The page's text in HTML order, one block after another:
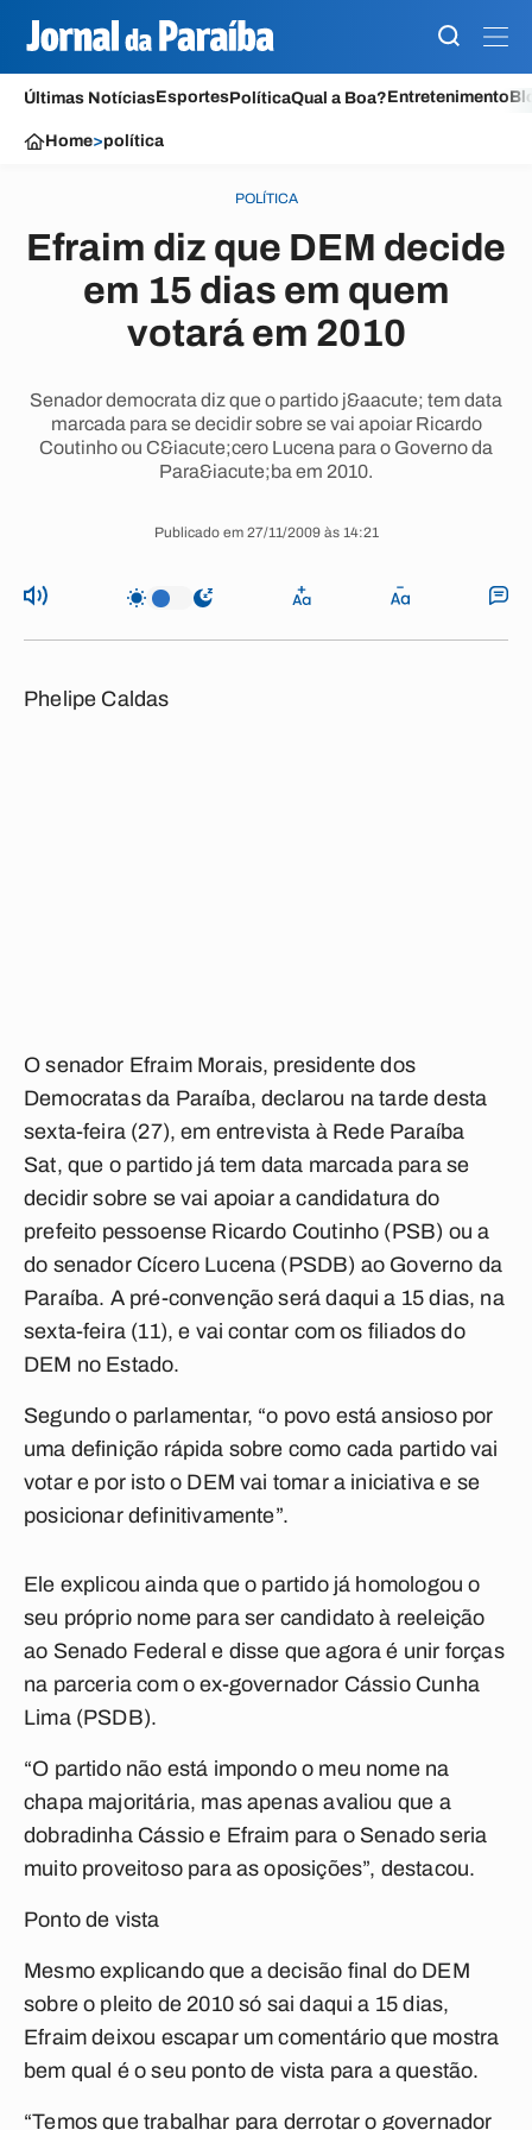
Últimas NotíciasEsportesPolíticaQual a Boa?Entretenimento
Home>política
POLÍTICA
Efraim diz que DEM decide
em 15 dias em quem
votará em 2010
Senador democrata diz que o partido j&aacute; tem data
marcada para se decidir sobre se vai apoiar Ricardo
Coutinho ou C&iacute;cero Lucena para o Governo da
Para&iacute;ba em 2010.
Publicado em 27/11/2009 às 14:21
Phelipe Caldas
O senador Efraim Morais, presidente dos
Democratas da Paraíba, declarou na tarde desta
sexta-feira (27), em entrevista à Rede Paraíba
Sat, que o partido já tem data marcada para se
decidir sobre se vai apoiar a candidatura do
prefeito pessoense Ricardo Coutinho (PSB) ou a
do senador Cícero Lucena (PSDB) ao Governo da
Paraíba. A pré-convenção será daqui a 15 dias, na
sexta-feira (11), e vai contar com os filiados do
DEM no Estado.
Segundo o parlamentar, “o povo está ansioso por
uma definição rápida sobre como cada partido vai
votar e por isto o DEM vai tomar a iniciativa e se
posicionar definitivamente”.
Ele explicou ainda que o partido já homologou o
seu próprio nome para ser candidato à reeleição
ao Senado Federal e disse que agora é unir forças
na parceria com o ex-governador Cássio Cunha
Lima (PSDB).
“O partido não está impondo o meu nome na
chapa majoritária, mas apenas avaliou que a
dobradinha Cássio e Efraim para o Senado seria
muito proveitoso para as oposições”, destacou.
Ponto de vista
Mesmo explicando que a decisão final do DEM
sobre o pleito de 2010 só sai daqui a 15 dias,
Efraim deixou escapar um comentário que mostra
bem qual é o seu ponto de vista para a questão.
“Temos que trabalhar para derrotar o governador